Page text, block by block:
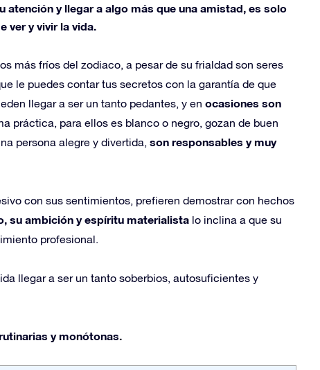
atención y llegar a algo más que una amistad, es solo
ver y vivir la vida.
más fríos del zodiaco, a pesar de su frialdad son seres
le puedes contar tus secretos con la garantía de que
llegar a ser un tanto pedantes, y en ocasiones son
práctica, para ellos es blanco o negro, gozan de buen
persona alegre y divertida, son responsables y muy
con sus sentimientos, prefieren demostrar con hechos
su ambición y espíritu materialista lo inclina a que su
profesional.
llegar a ser un tanto soberbios, autosuficientes y
y monótonas.